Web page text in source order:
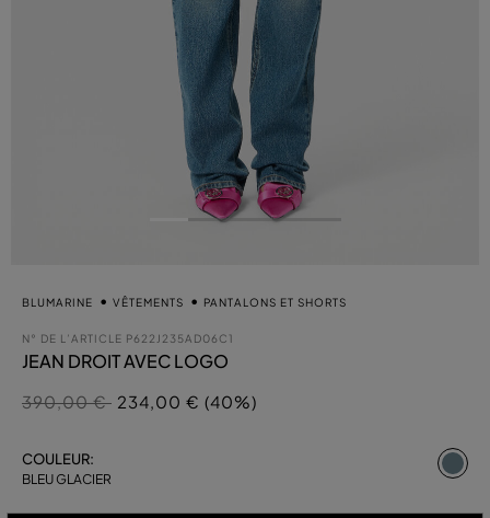
BLUMARINE VÊTEMENTS PANTALONS ET SHORTS
N° DE L’ARTICLE P622J235AD06C1
JEAN DROIT AVEC LOGO
Prix réduit de
390,00 €à234,00 € (40%)
COULEUR:
BLEU GLACIER